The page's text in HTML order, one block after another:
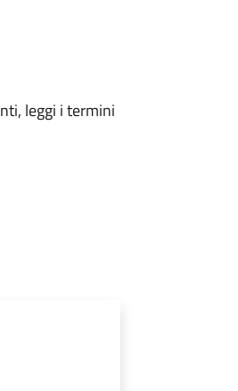
leggi i termini